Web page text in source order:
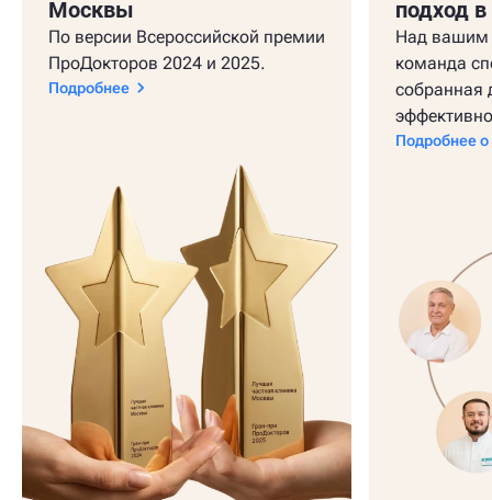
Москвы
По версии Всероссийской премии
ПроДокторов 2024 и 2025.
Подробнее
подход
Над вашим
команда
собранная
Подробнее о